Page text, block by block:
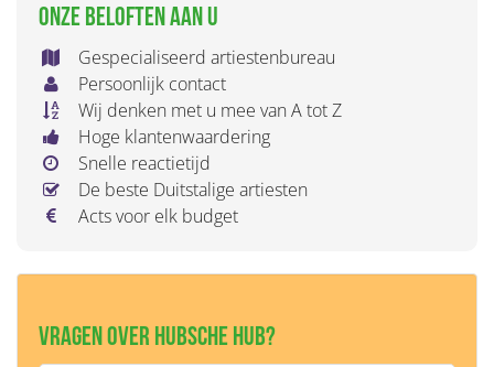
Onze beloften aan u
Gespecialiseerd artiestenbureau
Persoonlijk contact
Wij denken met u mee van A tot Z
Hoge klantenwaardering
Snelle reactietijd
De beste Duitstalige artiesten
Acts voor elk budget
Vragen over Hubsche Hub?